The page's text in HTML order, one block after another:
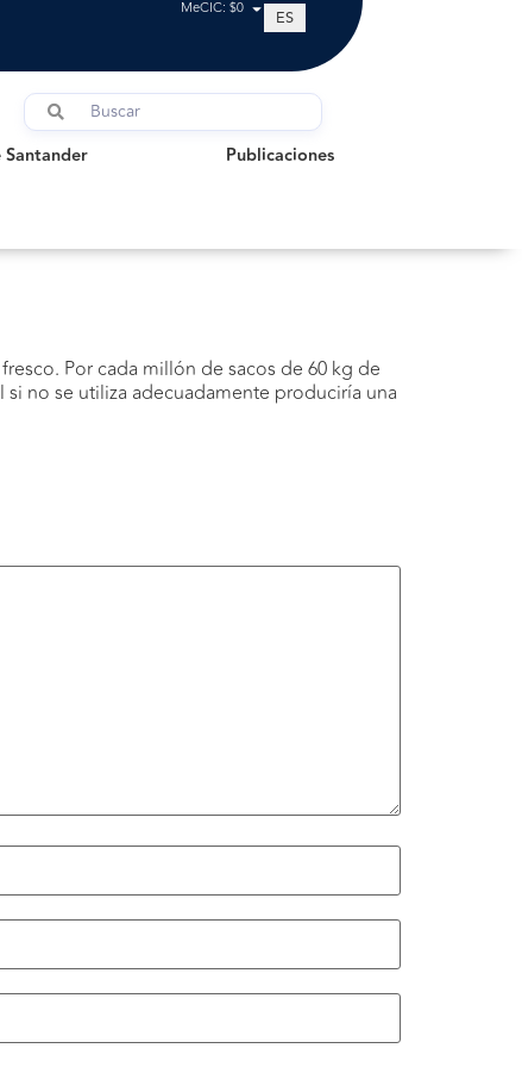
MeCIC: $0 ES
Publicaciones
Publicaciones
Por cada millón de sacos de 60 kg de
no se utiliza adecuadamente produciría una